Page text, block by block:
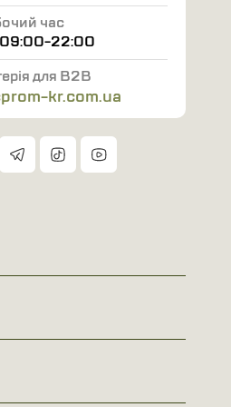
антропометричні
роблячи її зручною
зростом і статурою. Ці
позиціонувати і
оснащені демпферним
8 мм та пружним
в зоні плечей. На
Laser Cut MOLLE панелі
модулів захисту
і ретельно прошитий
час
22:00
для B2B
kr.com.ua